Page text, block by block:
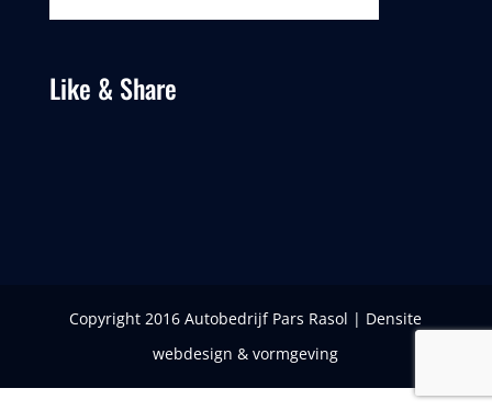
Like & Share
Copyright 2016 Autobedrijf Pars Rasol | Densite
webdesign & vormgeving